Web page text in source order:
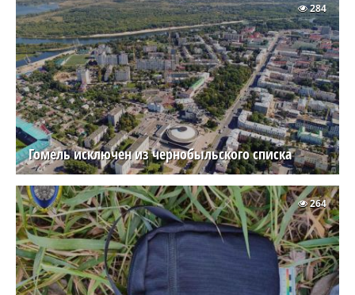
Гомель исключен из чернобыльского списка
284
264